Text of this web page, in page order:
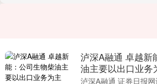
泸深A融通 卓越新
油主要以出口业务
泸深A融通 证券日报